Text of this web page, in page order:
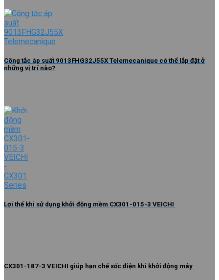
Công tắc áp suất 9013FHG32J55X Telemecanique có thể lắp đặt ở
những vị trí nào?
Lợi thế khi sử dụng khởi động mềm CX301-015-3 VEICHI
CX301-187-3 VEICHI giúp hạn chế sốc điện khi khởi động máy